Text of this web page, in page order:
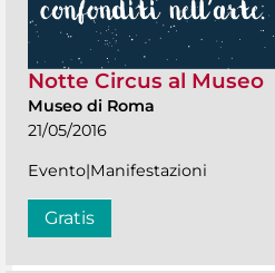
Notte Circus al Museo
Museo di Roma
21/05/2016
Evento|Manifestazioni
Gratis